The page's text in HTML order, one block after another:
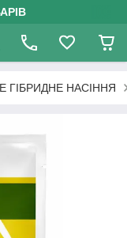
ГІБРИДНЕ НАСІННЯ